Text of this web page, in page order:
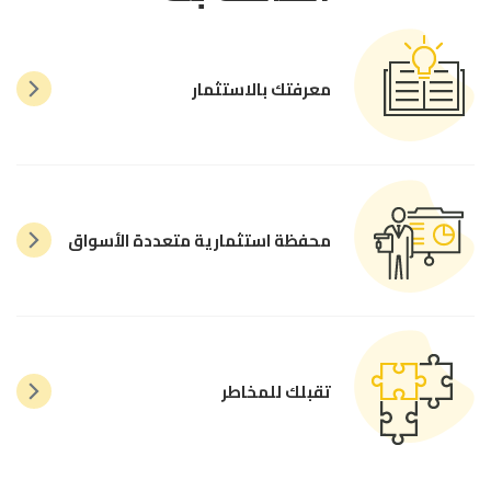
معرفتك بالاستثمار
محفظة استثمارية متعددة الأسواق
تقبلك للمخاطر